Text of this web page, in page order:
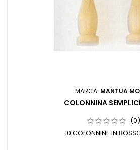
MARCA: MANTUA
COLONNINA
(0)
10 COLONNINE IN